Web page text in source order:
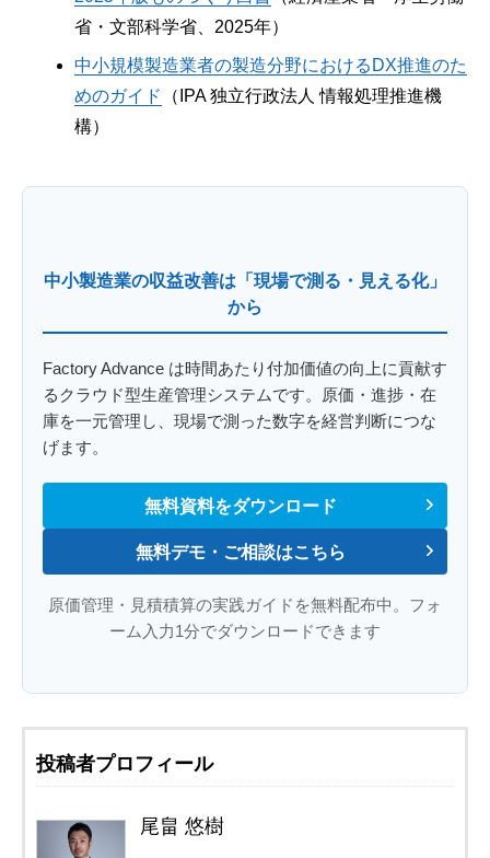
省・文部科学省、2025年）
中小規模製造業者の製造分野におけるDX推進のた
めのガイド
（IPA 独立行政法人 情報処理推進機
構）
中小製造業の収益改善は「現場で測る・見える化」
から
Factory Advance は時間あたり付加価値の向上に貢献す
るクラウド型生産管理システムです。原価・進捗・在
庫を一元管理し、現場で測った数字を経営判断につな
げます。
無料資料をダウンロード
無料デモ・ご相談はこちら
原価管理・見積積算の実践ガイドを無料配布中。フォ
ーム入力1分でダウンロードできます
投稿者プロフィール
尾畠 悠樹